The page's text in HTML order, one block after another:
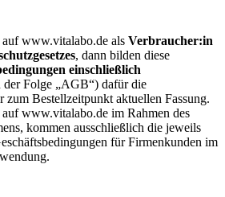
www.vitalabo.de als Verbraucher:in
, dann bilden diese
einschließlich
der Folge „AGB“) dafür die
zum Bestellzeitpunkt aktuellen Fassung.
www.vitalabo.de im Rahmen des
kommen ausschließlich die jeweils
für Firmenkunden im